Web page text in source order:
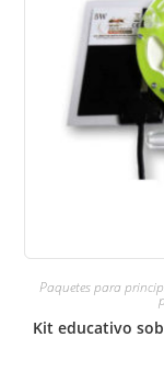
Paquetes para
Kit educativo